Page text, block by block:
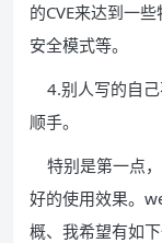
的CVE来达到一
安全模式等。
4.别人写的自己
顺手。
特别是第一点
好的使用效果。
概、我希望有如下